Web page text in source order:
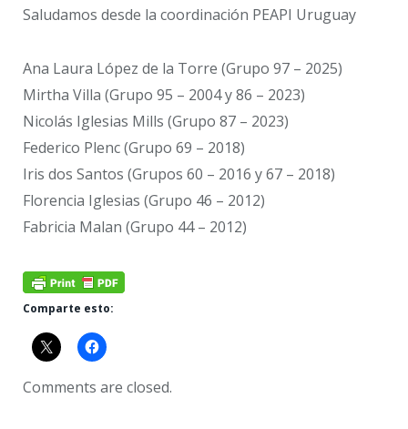
Saludamos desde la coordinación PEAPI Uruguay
Ana Laura López de la Torre (Grupo 97 – 2025)
Mirtha Villa (Grupo 95 – 2004 y 86 – 2023)
Nicolás Iglesias Mills (Grupo 87 – 2023)
Federico Plenc (Grupo 69 – 2018)
Iris dos Santos (Grupos 60 – 2016 y 67 – 2018)
Florencia Iglesias (Grupo 46 – 2012)
Fabricia Malan (Grupo 44 – 2012)
Comparte esto:
Comments are closed.